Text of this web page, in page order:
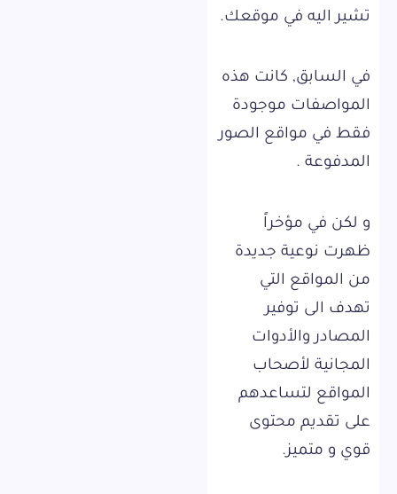
تشير اليه في موقعك.
في السابق, كانت هذه
المواصفات موجودة
فقط في مواقع الصور
المدفوعة .
و لكن في مؤخراً
ظهرت نوعية جديدة
من المواقع التي
تهدف الى توفير
المصادر والأدوات
المجانية لأصحاب
المواقع لتساعدهم
على تقديم محتوى
قوي و متميز.